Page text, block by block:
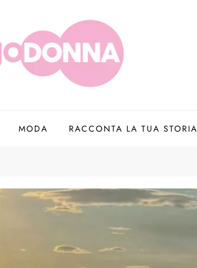
MODA RACCONTA LA TUA STORIA